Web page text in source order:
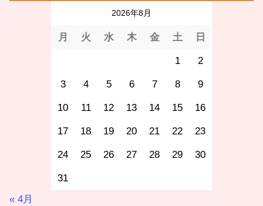
2026年8月
月 火 水 木 金 土 日
1 2
3 4 5 6 7 8 9
10 11 12 13 14 15 16
17 18 19 20 21 22 23
24 25 26 27 28 29 30
31
« 4月